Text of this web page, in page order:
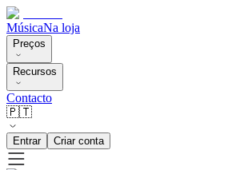
MúsicaNa loja
Preços
Recursos
Contacto
🇵🇹
Entrar Criar conta